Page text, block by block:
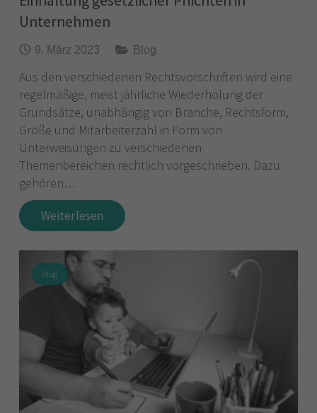
Unternehmen
9. März 2023 Blog
Aus den verschiedenen Rechtsvorschriften wird eine
regelmäßige, meist jährliche Wiederholung der
Grundsätze, unabhängig von Branche, Rechtsform,
Größe und Mitarbeiterzahl in Form von
Unterweisungen zu verschiedenen
Themenbereichen rechtlich vorgeschrieben. Dazu
gehören…
Weiterlesen
Blog